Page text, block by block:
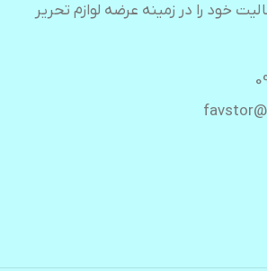
خود را در زمینه عرضه لوازم تحریر